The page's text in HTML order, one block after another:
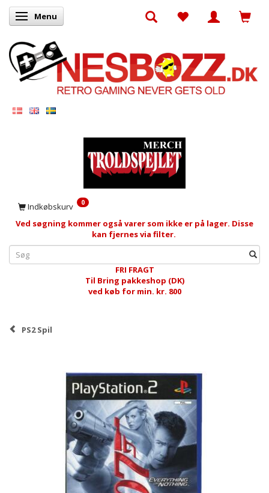
Skifte navigation
Menu
Indkøbskurv 0
Ved søgning kommer også varer som ikke er på lager. Disse
kan fjernes via filter.
FRI FRAGT
Til Bring pakkeshop (DK)
ved køb for min. kr. 800
PS2 Spil